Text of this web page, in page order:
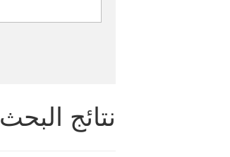
نتائج البحث